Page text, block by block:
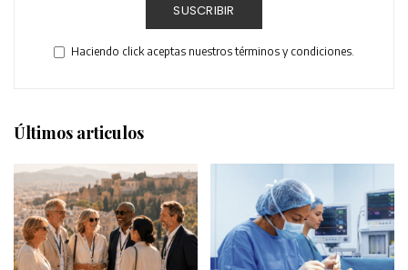
SUSCRIBIR
Haciendo click aceptas nuestros términos y condiciones.
Últimos articulos